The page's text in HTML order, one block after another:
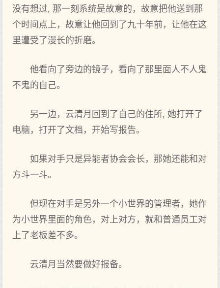
没有想过, 那一刻系统是故意的，故意把他送到那
个时间点上，故意让他回到了九十年前，让他在这
里遭受了漫长的折磨。
他看向了旁边的镜子，看向了那里面人不人鬼
不鬼的自己。
另一边，云清月回到了自己的住所, 她打开了
电脑，打开了文档，开始写报告。
如果对手只是异能者协会会长，那她还能和对
方斗一斗。
但现在对手是另外一个小世界的管理者，她作
为小世界里面的角色，对上对方，就和普通员工对
上了老板差不多。
云清月当然要做好报备。